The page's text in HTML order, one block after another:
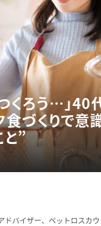
くろう…」40
づくりで意
と”
ドバイザー、ペットロスカ